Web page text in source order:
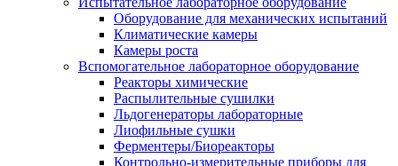
Оборудование для механических испытаний
Климатические камеры
Камеры роста
Вспомогательное лабораторное оборудование
Реакторы химические
Распылительные сушилки
Льдогенераторы лабораторные
Лиофильные сушки
Ферментеры/Биореакторы
Контрольно-измерительные приборы для